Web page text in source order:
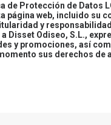
de Protección de
web, incluido
y
Odiseo, S.L.,
y promociones, así
sus derechos